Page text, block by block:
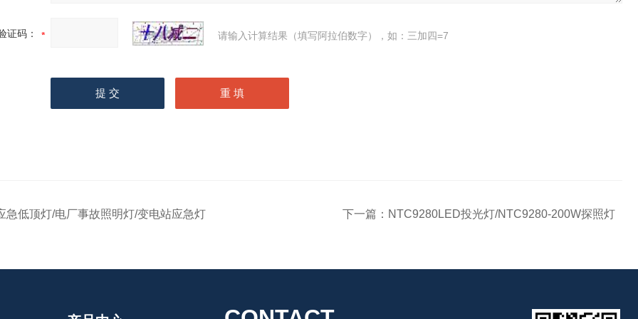
证码： 请输入计算结果（填写阿拉伯数字），如：三加四=7
急低顶灯/电厂事故照明灯/变电站应急灯 下一篇： NTC9280LED投光灯/NTC9280-200W探照灯